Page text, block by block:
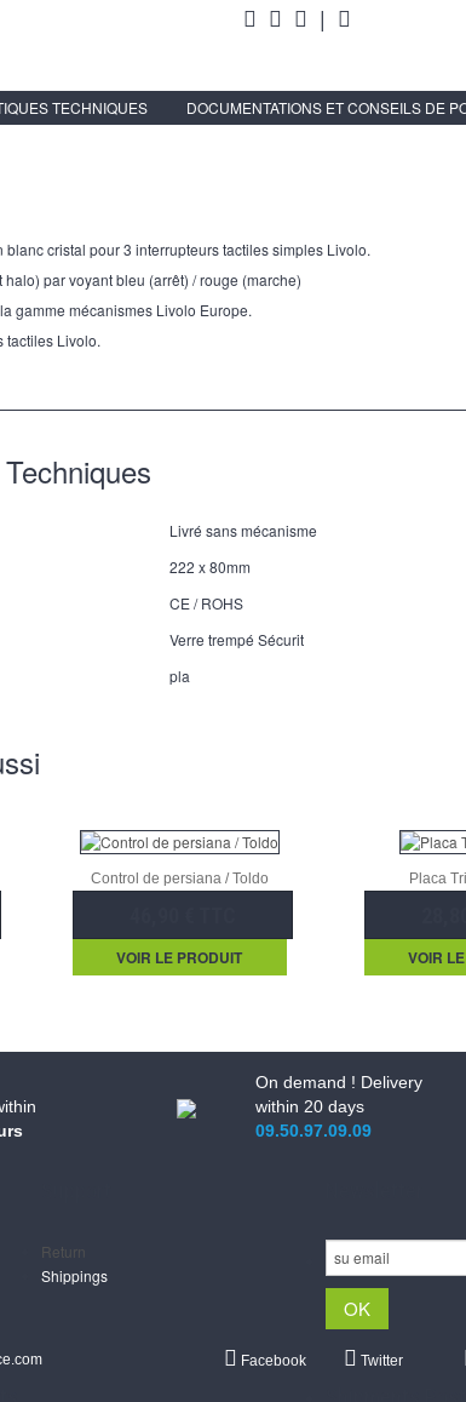
|
TECHNIQUES DOCUMENTATIONS ET CONSEILS DE
cristal pour 3 interrupteurs tactiles simples Livolo.
par voyant bleu (arrêt) / rouge (marche)
gamme mécanismes Livolo Europe.
tactiles Livolo.
Livré sans mécanisme
222 x 80mm
CE / ROHS
Verre trempé Sécurit
pla
Control de persiana / Toldo
VOIR LE PRODUIT
Placa
VOIR
On demand ! Delivery
within 20 days
09.50.97.09.09
Return
Shippings
Facebook Twitter